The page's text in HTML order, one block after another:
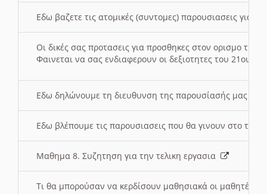
Εδω βαζετε τις ατομικές (συντομες) παρουσιασεις για
Οι δικές σας προτασεις για προσθηκες στον ορισμο
Φαινεται να σας ενδιαφερουν οι δεξιοτητες του 21ου
Εδω δηλώνουμε τη διευθυνση της παρουσίασής μας
Εδω βλέπουμε τις παρουσιασεις που θα γινουν στο
Μαθημα 8. Συζητηση για την τελικη εργασια
Τι θα μπορούσαν να κερδίσουν μαθησιακά οι μαθητές/